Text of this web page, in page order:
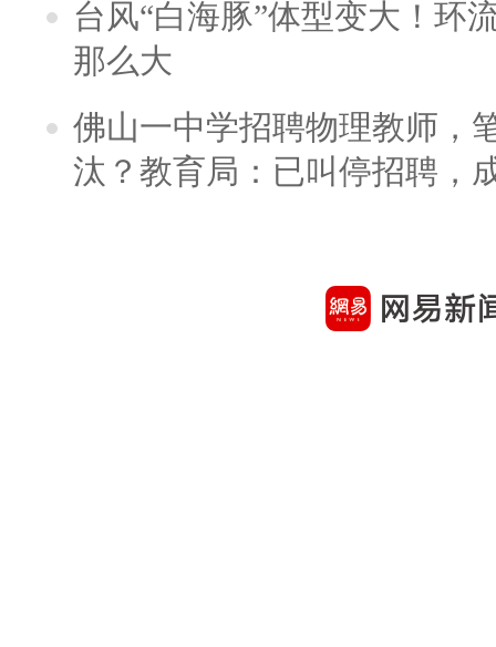
台风“白海豚”体型变大！环
那么大
佛山一中学招聘物理教师，
汰？教育局：已叫停招聘，